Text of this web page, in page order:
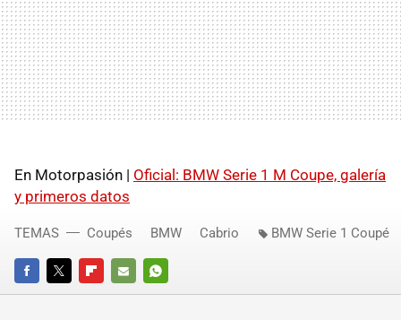
En Motorpasión | Oficial: BMW Serie 1 M Coupe, galería
y primeros datos
FACEBOOKTWITTERFLIPBOARD
E-
WHATSAPP
TEMAS Coupés BMW Cabrio BMW Serie 1 Coupé